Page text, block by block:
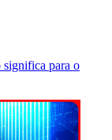
significa para o